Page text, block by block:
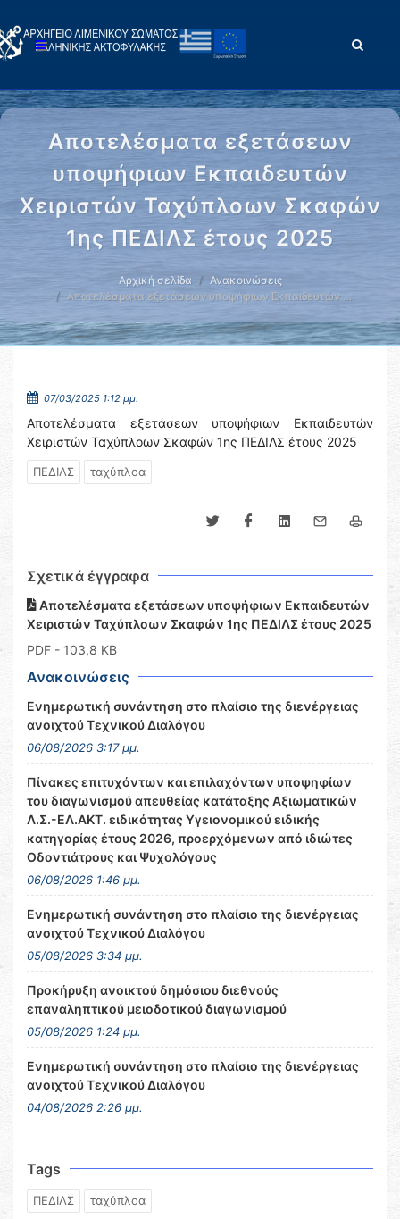
Αποτελέσματα εξετάσεων
υποψήφιων Εκπαιδευτών
Χειριστών Ταχύπλοων Σκαφών
1ης ΠΕΔΙΛΣ έτους 2025
Αρχική σελίδα
Ανακοινώσεις
Αποτελέσματα εξετάσεων υποψήφιων Εκπαιδευτών …
07/03/2025 1:12 μμ.
Αποτελέσματα εξετάσεων υποψήφιων Εκπαιδευτών
Χειριστών Ταχύπλοων Σκαφών 1ης ΠΕΔΙΛΣ έτους 2025
ΠΕΔΙΛΣ ταχύπλοα
Σχετικά έγγραφα
Αποτελέσματα εξετάσεων υποψήφιων Εκπαιδευτών
Χειριστών Ταχύπλοων Σκαφών 1ης ΠΕΔΙΛΣ έτους 2025
PDF - 103,8 KB
Ανακοινώσεις
Ενημερωτική συνάντηση στο πλαίσιο της διενέργειας
ανοιχτού Τεχνικού Διαλόγου
06/08/2026 3:17 μμ.
Πίνακες επιτυχόντων και επιλαχόντων υποψηφίων
του διαγωνισμού απευθείας κατάταξης Αξιωματικών
Λ.Σ.-ΕΛ.ΑΚΤ. ειδικότητας Υγειονομικού ειδικής
κατηγορίας έτους 2026, προερχόμενων από ιδιώτες
Οδοντιάτρους και Ψυχολόγους
06/08/2026 1:46 μμ.
Ενημερωτική συνάντηση στο πλαίσιο της διενέργειας
ανοιχτού Τεχνικού Διαλόγου
05/08/2026 3:34 μμ.
Προκήρυξη ανοικτού δημόσιου διεθνούς
επαναληπτικού μειοδοτικού διαγωνισμού
05/08/2026 1:24 μμ.
Ενημερωτική συνάντηση στο πλαίσιο της διενέργειας
ανοιχτού Τεχνικού Διαλόγου
04/08/2026 2:26 μμ.
Tags
ΠΕΔΙΛΣ ταχύπλοα